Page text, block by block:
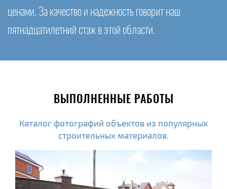
ценами. За качество и надежность говорит наш
пятнадцатилетний стаж в этой области.
ВЫПОЛНЕННЫЕ РАБОТЫ
Каталог фотографий объектов из популярных
строительных материалов.